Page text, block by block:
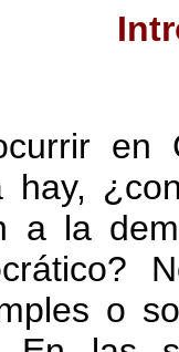
en
hay,
a la
o